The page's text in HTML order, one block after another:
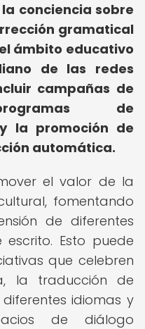
conciencia sobre
gramatical
ámbito educativo
de las redes
campañas de
de
la promoción de
automática.
el valor de la
fomentando
de diferentes
Esto puede
que celebren
la traducción de
idiomas y
de diálogo